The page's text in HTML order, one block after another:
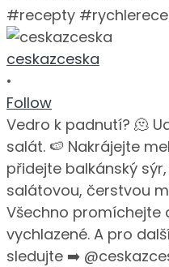
ceskazceska
•
Follow
Vedro k padnutí? 🫠
salát. 🍉 Nakrájejte
přidejte balkánský
salátovou, čerstvou
Všechno
vychlazené. A pro
sledujte ➡️